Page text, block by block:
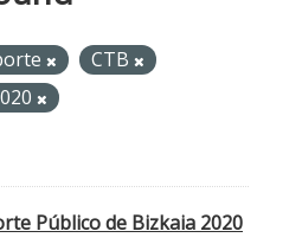
CTB
Público de Bizkaia 2020